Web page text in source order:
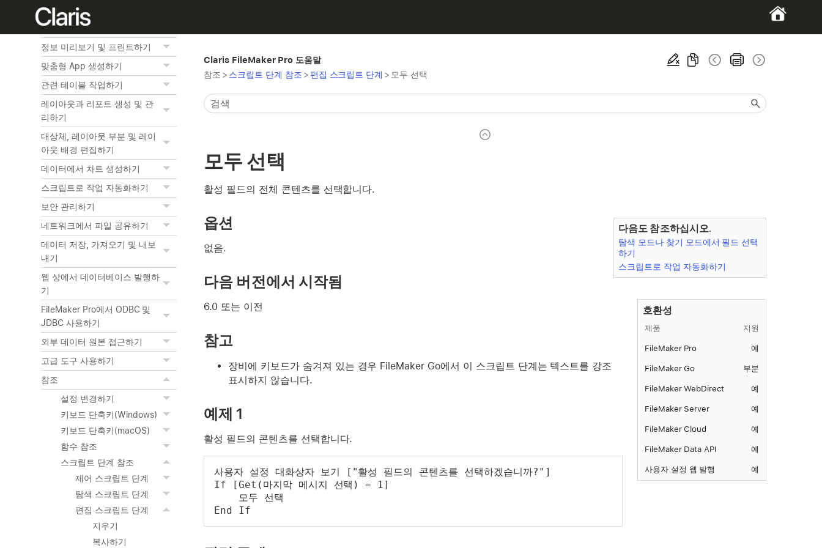
레코드 찾기
레코드 정렬하기
정보 미리보기 및 프린트하기
맞춤형 App 생성하기
관련 테이블 작업하기
레이아웃과 리포트 생성 및 관
리하기
대상체, 레이아웃 부분 및 레이
아웃 배경 편집하기
데이터에서 차트 생성하기
스크립트로 작업 자동화하기
보안 관리하기
네트워크에서 파일 공유하기
데이터 저장, 가져오기 및 내보
내기
웹 상에서 데이터베이스 발행하
기
FileMaker Pro에서 ODBC 및
JDBC 사용하기
외부 데이터 원본 접근하기
고급 도구 사용하기
참조
설정 변경하기
키보드 단축키(Windows)
키보드 단축키(macOS)
함수 참조
스크립트 단계 참조
제어 스크립트 단계
탐색 스크립트 단계
편집 스크립트 단계
지우기
복사하기
Claris FileMaker Pro 도움말
참조 > 스크립트 단계 참조 > 편집 스크립트 단계 > 모두 선택
모두 선택
활성 필드의 전체 콘텐츠를 선택합니다.
다음도 참조하십시오.
탐색 모드나 찾기 모드에서 필드 선택
하기
스크립트로 작업 자동화하기
옵션
없음.
호환성
제품 지원
FileMaker Pro 예
FileMaker Go 부분
FileMaker WebDirect 예
FileMaker Server 예
FileMaker Cloud 예
FileMaker Data API 예
사용자 설정 웹 발행 예
다음 버전에서 시작됨
6.0 또는 이전
참고
장비에 키보드가 숨겨져 있는 경우 FileMaker Go에서 이 스크립트 단계는 텍스트를 강조
표시하지 않습니다.
예제 1
활성 필드의 콘텐츠를 선택합니다.
사용자 설정 대화상자 보기 ["활성 필드의 콘텐츠를 선택하겠습니까?"]
If [Get(마지막 메시지 선택) = 1]
모두 선택
End If